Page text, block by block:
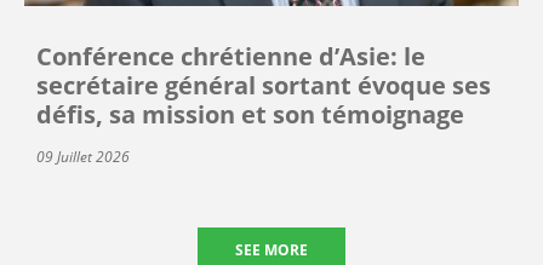
Conférence chrétienne d’Asie: le
secrétaire général sortant évoque ses
défis, sa mission et son témoignage
09 Juillet 2026
SEE MORE